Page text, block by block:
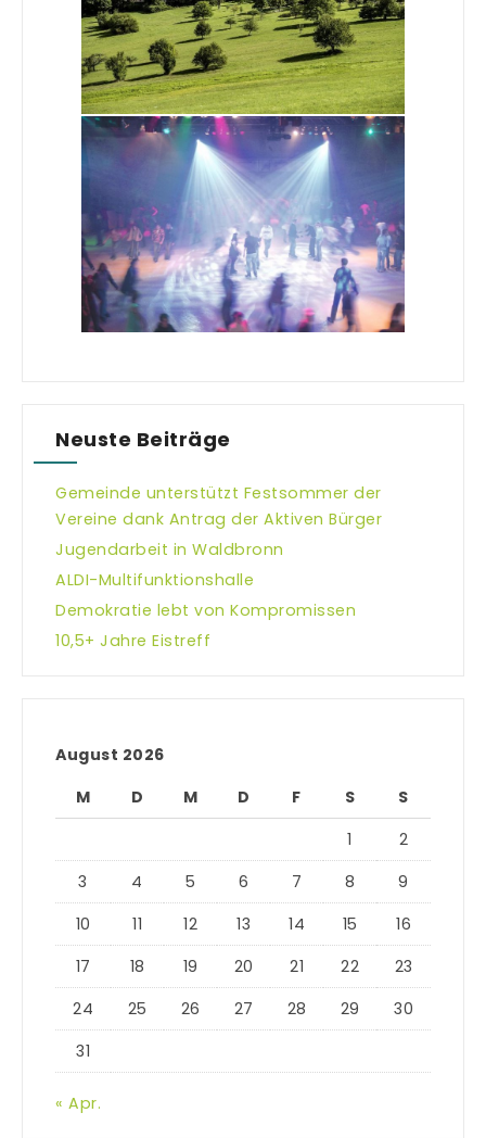
Neuste Beiträge
Gemeinde unterstützt Festsommer der
Vereine dank Antrag der Aktiven Bürger
Jugendarbeit in Waldbronn
ALDI-Multifunktionshalle
Demokratie lebt von Kompromissen
10,5+ Jahre Eistreff
August 2026
M
D M D F S
S
1
2
3
4 5 6 7 8
9
10
11 12 13 14 15
16
17
18 19 20 21 22
23
24
25 26 27 28 29
30
31
« Apr.